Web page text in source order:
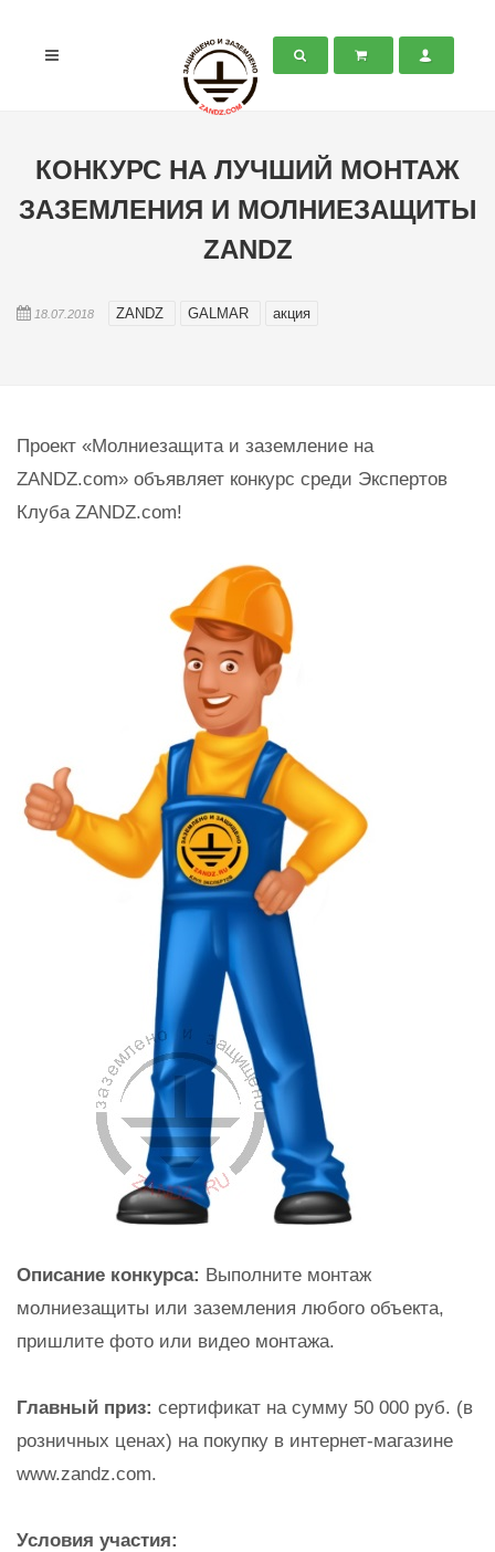
КОНКУРС НА ЛУЧШИЙ МОНТАЖ
ЗАЗЕМЛЕНИЯ И МОЛНИЕЗАЩИТЫ
ZANDZ
18.07.2018 ZANDZ GALMAR акция
Проект «Молниезащита и заземление на
ZANDZ.com» объявляет конкурс среди Экспертов
Клуба ZANDZ.com!
Описание конкурса: Выполните монтаж
молниезащиты или заземления любого объекта,
пришлите фото или видео монтажа.
Главный приз: сертификат на сумму 50 000 руб. (в
розничных ценах) на покупку в интернет-магазине
www.zandz.com.
Условия участия: